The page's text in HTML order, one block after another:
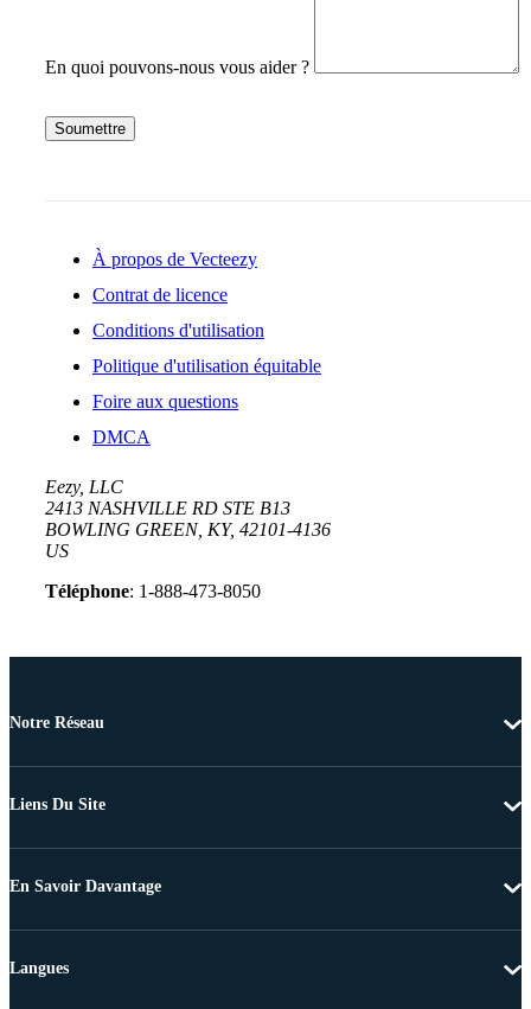
En quoi pouvons-nous vous aider ?
Soumettre
À propos de Vecteezy
Contrat de licence
Conditions d'utilisation
Politique d'utilisation équitable
Foire aux questions
DMCA
Eezy, LLC
2413 NASHVILLE RD STE B13
BOWLING GREEN, KY, 42101-4136
US
Téléphone: 1-888-473-8050
Notre Réseau
Liens Du Site
En Savoir Davantage
Langues